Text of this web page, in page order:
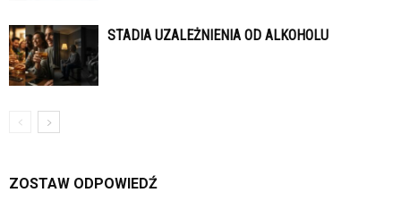
STADIA UZALEŻNIENIA OD ALKOHOLU
ZOSTAW ODPOWIEDŹ